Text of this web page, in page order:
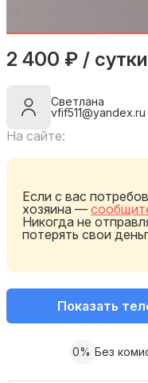
2 400 ₽ / сутки
Светлана
vfif511@yandex.ru
На сайте:
Если с вас
хозяина —
Никогда не
потерять свои
Показать
0% Без